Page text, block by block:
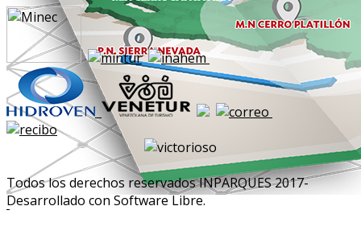
Todos los derechos reservados INPARQUES 2017-
Desarrollado con Software Libre.